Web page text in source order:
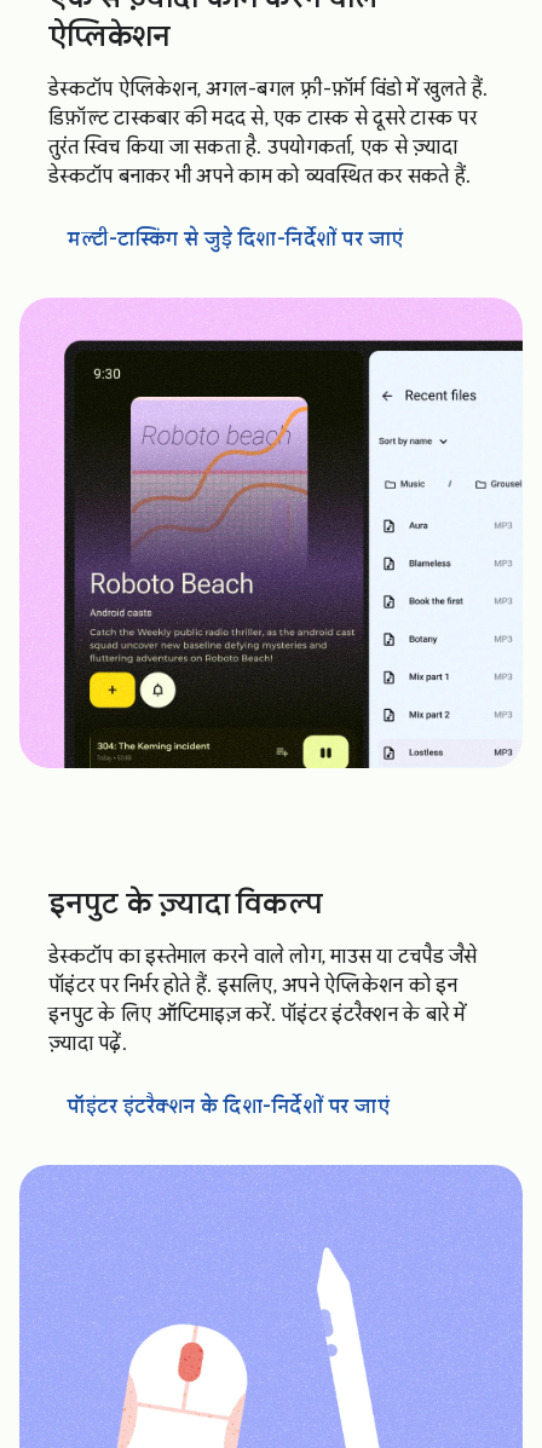
ऐप्लिकेशन
डेस्कटॉप ऐप्लिकेशन, अगल-बगल फ़्री-फ़ॉर्म विंडो में खुलते हैं.
डिफ़ॉल्ट टास्कबार की मदद से, एक टास्क से दूसरे टास्क पर
तुरंत स्विच किया जा सकता है. उपयोगकर्ता, एक से ज़्यादा
डेस्कटॉप बनाकर भी अपने काम को व्यवस्थित कर सकते हैं.
मल्टी-टास्किंग से जुड़े दिशा-निर्देशों पर जाएं
इनपुट के ज़्यादा विकल्प
डेस्कटॉप का इस्तेमाल करने वाले लोग, माउस या टचपैड जैसे
पॉइंटर पर निर्भर होते हैं. इसलिए, अपने ऐप्लिकेशन को इन
इनपुट के लिए ऑप्टिमाइज़ करें. पॉइंटर इंटरैक्शन के बारे में
ज़्यादा पढ़ें.
पॉइंटर इंटरैक्शन के दिशा-निर्देशों पर जाएं